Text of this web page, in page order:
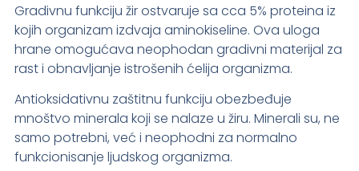
Gradivnu funkciju žir ostvaruje sa cca 5% proteina iz
kojih organizam izdvaja aminokiseline. Ova uloga
hrane omogućava neophodan gradivni materijal za
rast i obnavljanje istrošenih ćelija organizma.
Antioksidativnu zaštitnu funkciju obezbeđuje
mnoštvo minerala koji se nalaze u žiru. Minerali su, ne
samo potrebni, već i neophodni za normalno
funkcionisanje ljudskog organizma.